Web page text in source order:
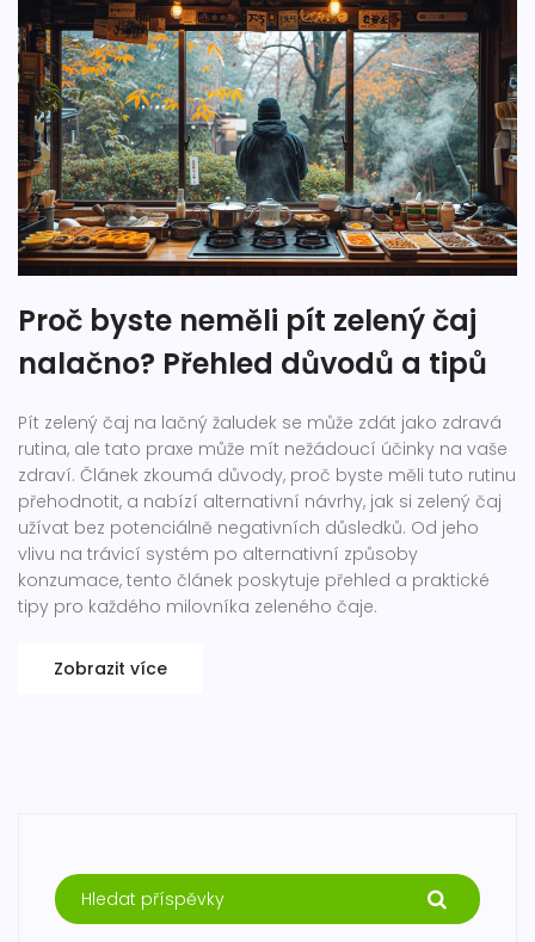
Proč byste neměli pít zelený čaj
nalačno? Přehled důvodů a tipů
Pít zelený čaj na lačný žaludek se může zdát jako zdravá
rutina, ale tato praxe může mít nežádoucí účinky na vaše
zdraví. Článek zkoumá důvody, proč byste měli tuto rutinu
přehodnotit, a nabízí alternativní návrhy, jak si zelený čaj
užívat bez potenciálně negativních důsledků. Od jeho
vlivu na trávicí systém po alternativní způsoby
konzumace, tento článek poskytuje přehled a praktické
tipy pro každého milovníka zeleného čaje.
Zobrazit více